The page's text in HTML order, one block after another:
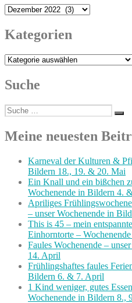
Archiv
Kategorien
Kategorien
Suche
Suche
nach:
Meine neuesten
Karneval der Kulturen &
Bildern 18., 19. & 20. Mai
Ein Knall und ein bißchen
Wochenende in Bildern 4.
Apriliges
– unser Wochenende in
This is 45 – mein
Einhorntorte –
Faules Wochenende –
14. April
Frühlingshaftes faules
Bildern 6. & 7. April
1 Kind weniger, gutes
Wochenende in Bildern 8.,